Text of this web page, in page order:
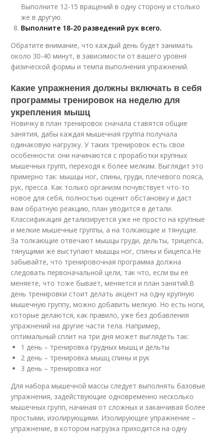
Выполните 12-15 вращений в одну сторону и столько
же в другую.
Выполните 18-20 разведений рук всего.
Обратите внимание, что каждый день будет занимать
около 30-40 минут, в зависимости от вашего уровня
физической формы и темпа выполнения упражнений.
Какие упражнения должны включать в себя
программы тренировок на неделю для
укрепления мышц
Новичку в план тренировок сначала ставятся общие
занятия, дабы каждая мышечная группа получала
одинаковую нагрузку. У таких тренировок есть свои
особенности: они начинаются с проработки крупных
мышечных групп, переходя к более мелким. Выглядит это
примерно так: мышцы ног, спины, груди, плечевого пояса,
рук, пресса. Как только организм почувствует что-то
новое для себя, полностью оценит обстановку и даст
вам обратную реакцию, план уводится в детали.
Классификация детализируется уже не просто на крупные
и мелкие мышечные группы, а на толкающие и тянущие.
За толкающие отвечают мышцы груди, дельты, трицепса,
тянущими же выступают мышцы ног, спины и бицепса.Не
забывайте, что тренировочная программа должна
следовать первоначальной цели, так что, если вы ее
меняете, что тоже бывает, меняется и план занятий.В
день тренировки стоит делать акцент на одну крупную
мышечную группу, можно добавить мелкую. Но есть ноги,
которые делаются, как правило, уже без добавления
упражнений на другие части тела. Например,
оптимальный сплит на три дня может выглядеть так:
1 день – тренировка грудных мышц и дельты
2 день – тренировка мышц спины и рук
3 день – тренировка ног
Для набора мышечной массы следует выполнять базовые
упражнения, задействующие одновременно несколько
мышечных групп, начиная от сложных и заканчивая более
простыми, изолирующими. Изолирующее упражнение –
упражнение, в котором нагрузка приходится на одну